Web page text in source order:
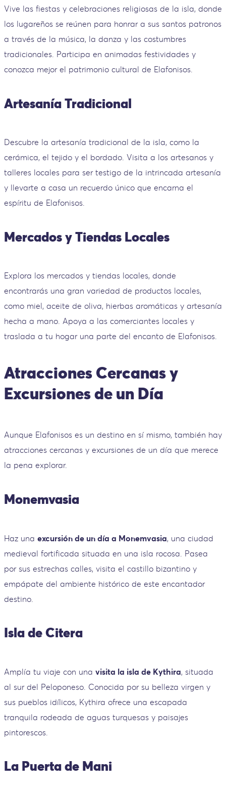
Vive las fiestas y celebraciones religiosas de la isla, donde
los lugareños se reúnen para honrar a sus santos patronos
a través de la música, la danza y las costumbres
tradicionales. Participa en animadas festividades y
conozca mejor el patrimonio cultural de Elafonisos.
Artesanía Tradicional
Descubre la artesanía tradicional de la isla, como la
cerámica, el tejido y el bordado. Visita a los artesanos y
talleres locales para ser testigo de la intrincada artesanía
y llevarte a casa un recuerdo único que encarna el
espíritu de Elafonisos.
Mercados y Tiendas Locales
Explora los mercados y tiendas locales, donde
encontrarás una gran variedad de productos locales,
como miel, aceite de oliva, hierbas aromáticas y artesanía
hecha a mano. Apoya a las comerciantes locales y
traslada a tu hogar una parte del encanto de Elafonisos.
Atracciones Cercanas y
Excursiones de un Día
Aunque Elafonisos es un destino en sí mismo, también hay
atracciones cercanas y excursiones de un día que merece
la pena explorar.
Monemvasia
Haz una excursión de un día a Monemvasia, una ciudad
medieval fortificada situada en una isla rocosa. Pasea
por sus estrechas calles, visita el castillo bizantino y
empápate del ambiente histórico de este encantador
destino.
Isla de Citera
Amplía tu viaje con una visita la isla de Kythira, situada
al sur del Peloponeso. Conocida por su belleza virgen y
sus pueblos idílicos, Kythira ofrece una escapada
tranquila rodeada de aguas turquesas y paisajes
pintorescos.
La Puerta de Mani